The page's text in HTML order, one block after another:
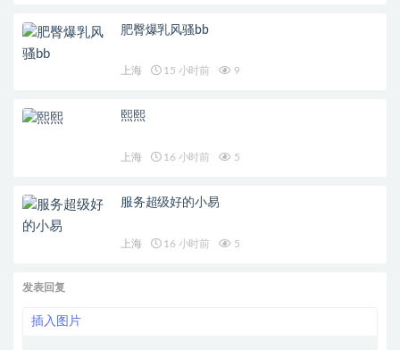
肥臀爆乳风骚bb
上海 15 小时前 9
熙熙
上海 16 小时前 5
服务超级好的小易
上海 16 小时前 5
发表回复
插入图片